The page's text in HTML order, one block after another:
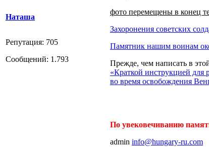
Наташа
Репутация: 705
Сообщений: 1.793
фото перемещены в конец
Захоронения советских
Памятник нашим воинам
Прежде, чем написать в
«Краткой инструкцией
во время освобождения
По увековечиванию
admin info@hungary-ru.com